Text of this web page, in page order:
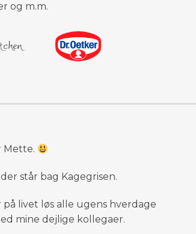
og m.m.
Mette.
står bag Kagegrisen.
på livet løs alle ugens hverdage
mine dejlige kollegaer.